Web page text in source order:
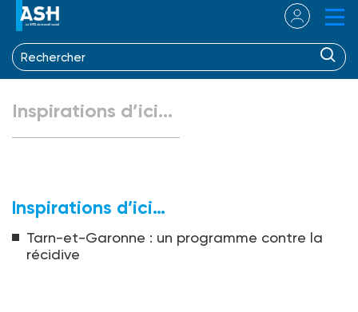
Inspirations d’ici…
Inspirations d’ici…
Tarn-et-Garonne : un programme contre la
récidive